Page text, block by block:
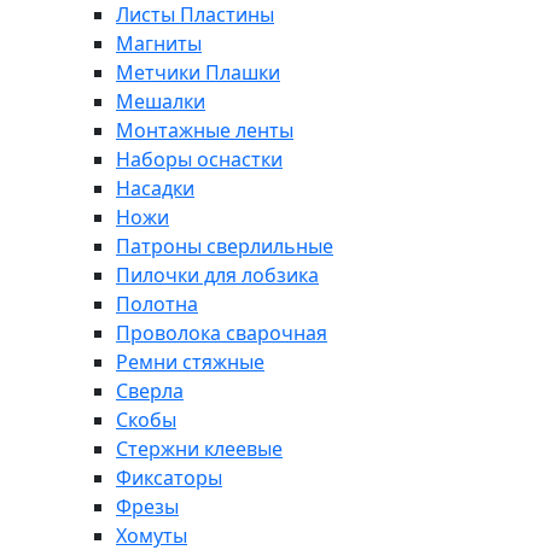
Листы Пластины
Магниты
Метчики Плашки
Мешалки
Монтажные ленты
Наборы оснастки
Насадки
Ножи
Патроны сверлильные
Пилочки для лобзика
Полотна
Проволока сварочная
Ремни стяжные
Сверла
Скобы
Стержни клеевые
Фиксаторы
Фрезы
Хомуты